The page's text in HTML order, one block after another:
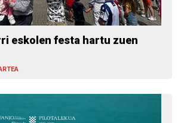
eskolen festa hartu zuen